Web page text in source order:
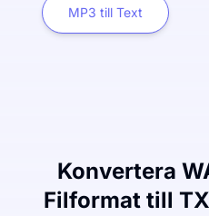
MP3 till Text
Konvertera
Filformat till